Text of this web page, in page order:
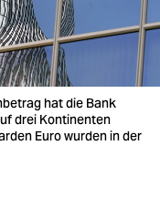
hat die Bank
drei Kontinenten
Euro wurden in der